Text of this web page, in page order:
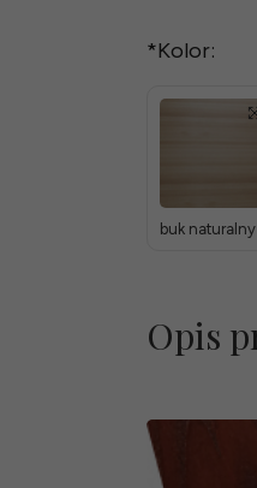
*Kolor:
buk naturalny
Opis